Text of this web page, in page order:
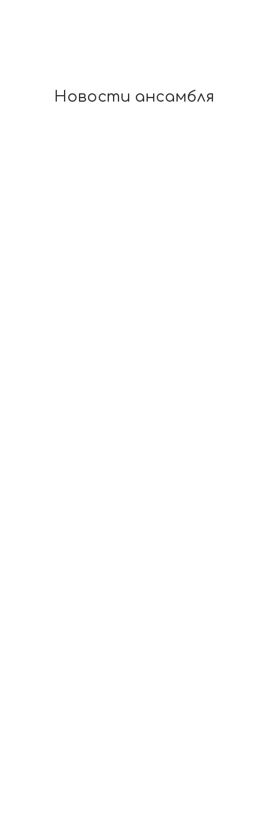
Новости ансамбля